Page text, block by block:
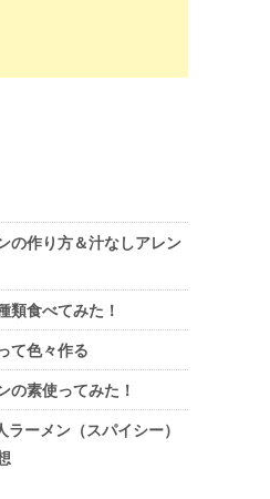
の作り方＆汁なしアレン
類食べてみた！
て色々作る
の素使ってみた！
ーメン（スパイシー）